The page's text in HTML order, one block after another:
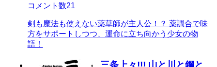
コメント数21
剣も魔法も使えない薬草師が主人公！？ 薬調合で味
方をサポートしつつ、運命に立ち向かう少女の物
語！
三条上々!!! 山と川と鋼と